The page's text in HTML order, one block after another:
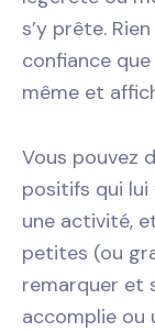
s’y prête.
confiance
même et
Vous pouvez
positifs qui
une activité,
petites (ou
remarquer et
accomplie ou